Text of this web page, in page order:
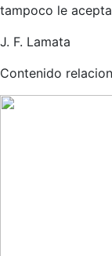
tampoco le
J. F. Lamata
Contenido